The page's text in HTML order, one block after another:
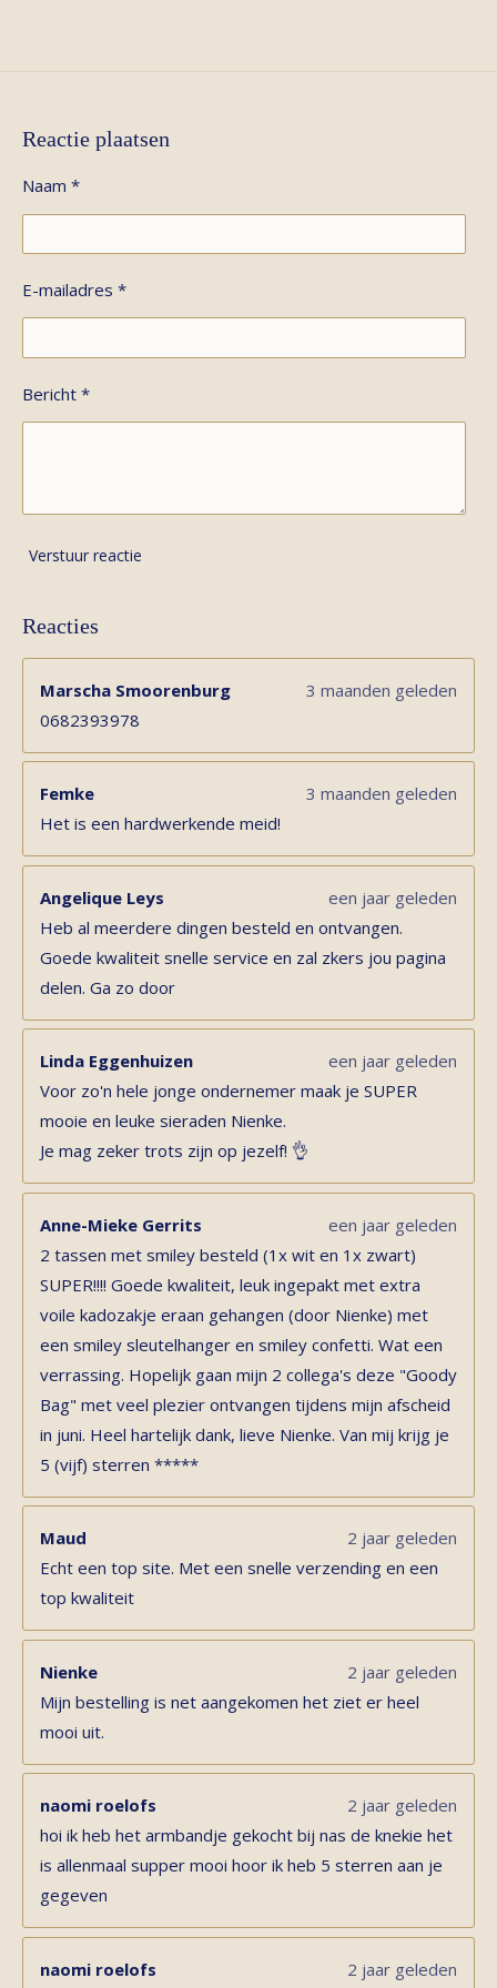
Reactie plaatsen
Naam *
E-mailadres *
Bericht *
Verstuur reactie
Reacties
Marscha Smoorenburg
3 maanden geleden
0682393978
Femke
3 maanden geleden
Het is een hardwerkende meid!
Angelique Leys
een jaar geleden
Heb al meerdere dingen besteld en ontvangen.
Goede kwaliteit snelle service en zal zkers jou pagina
delen. Ga zo door
Linda Eggenhuizen
een jaar geleden
Voor zo'n hele jonge ondernemer maak je SUPER
mooie en leuke sieraden Nienke.
Je mag zeker trots zijn op jezelf! 👌
Anne-Mieke Gerrits
een jaar geleden
2 tassen met smiley besteld (1x wit en 1x zwart)
SUPER!!!! Goede kwaliteit, leuk ingepakt met extra
voile kadozakje eraan gehangen (door Nienke) met
een smiley sleutelhanger en smiley confetti. Wat een
verrassing. Hopelijk gaan mijn 2 collega's deze "Goody
Bag" met veel plezier ontvangen tijdens mijn afscheid
in juni. Heel hartelijk dank, lieve Nienke. Van mij krijg je
5 (vijf) sterren *****
Maud
2 jaar geleden
Echt een top site. Met een snelle verzending en een
top kwaliteit
Nienke
2 jaar geleden
Mijn bestelling is net aangekomen het ziet er heel
mooi uit.
naomi roelofs
2 jaar geleden
hoi ik heb het armbandje gekocht bij nas de knekie het
is allenmaal supper mooi hoor ik heb 5 sterren aan je
gegeven
naomi roelofs
2 jaar geleden